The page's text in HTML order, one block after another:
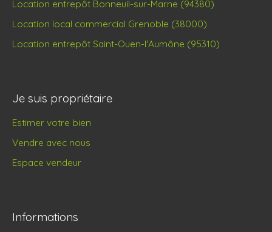
Location entrepôt Bonneuil-sur-Marne (94380)
Location local commercial Grenoble (38000)
Location entrepôt Saint-Ouen-l'Aumône (95310)
Je suis propriétaire
Estimer votre bien
Vendre avec nous
Espace vendeur
Informations